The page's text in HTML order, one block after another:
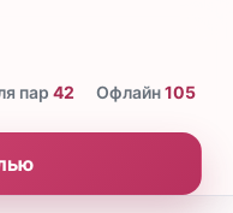
пар 42 Офлайн105